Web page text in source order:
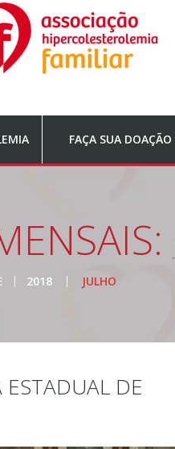
FAÇA SUA DOAÇÃO
2018 JULHO
DE